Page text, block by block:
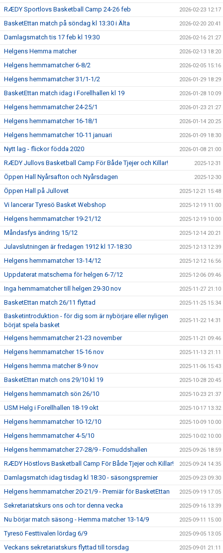
RÆDY Sportlovs Basketball Camp 24-26 feb 2026-02-23 12:17
BasketEttan match på söndag kl 13:30 i Älta 2026-02-20 20:41
Damlagsmatch tis 17 feb kl 19:30 2026-02-16 21:27
Helgens Hemma matcher 2026-02-13 18:20
Helgens hemmamatcher 6-8/2 2026-02-05 15:16
Helgens hemmamatcher 31/1-1/2 2026-01-29 18:29
BasketEttan match idag i Forellhallen kl 19 2026-01-28 10:09
Helgens hemmamatcher 24-25/1 2026-01-23 21:27
Helgens hemmamatcher 16-18/1 2026-01-14 20:25
Helgens hemmamatcher 10-11 januari 2026-01-09 18:30
Nytt lag - flickor födda 2020 2026-01-08 21:00
RÆDY Jullovs Basketball Camp För Både Tjejer och Killar! 2025-12-31
Öppen Hall Nyårsafton och Nyårsdagen 2025-12-30
Öppen Hall på Jullovet 2025-12-21 15:48
Vi lancerar Tyresö Basket Webshop 2025-12-19 11:00
Helgens hemmamatcher 19-21/12 2025-12-19 10:00
Måndasfys ändring 15/12 2025-12-14 20:21
Julavslutningen är fredagen 1912 kl 17-18:30 2025-12-13 12:39
Helgens hemmamatcher 13-14/12 2025-12-12 16:56
Uppdaterat matschema för helgen 6-7/12 2025-12-06 09:46
Inga hemmamatcher till helgen 29-30 nov 2025-11-27 21:10
BasketEttan match 26/11 flyttad 2025-11-25 15:34
Basketintroduktion - för dig som är nybörjare eller nyligen
börjat spela basket
2025-11-22 14:31
Helgens hemmamatcher 21-23 november 2025-11-21 09:46
Helgens hemmamatcher 15-16 nov 2025-11-13 21:11
Helgens hemma matcher 8-9 nov 2025-11-06 15:43
BasketEttan match ons 29/10 kl 19 2025-10-28 20:45
Helgens hemmamatch sön 26/10 2025-10-23 21:37
USM Helg i Forellhallen 18-19 okt 2025-10-17 13:32
Helgens hemmamatcher 10-12/10 2025-10-09 10:00
Helgens hemmamatcher 4-5/10 2025-10-02 10:00
Helgens hemmamatcher 27-28/9 - Fornuddshallen 2025-09-26 18:59
RÆDY Höstlovs Basketball Camp För Både Tjejer och Killar! 2025-09-24 14:35
Damlagsmatch idag tisdag kl 18:30 - säsongspremier 2025-09-23 09:30
Helgens hemmamatcher 20-21/9 - Premiär för BasketEttan 2025-09-19 17:05
Sekretariatskurs ons och tor denna vecka 2025-09-16 13:39
Nu börjar match säsong - Hemma matcher 13-14/9 2025-09-11 15:00
Tyresö Festtivalen lördag 6/9 2025-09-05 13:05
Veckans sekretariatskurs flyttad till torsdag 2025-09-01 21:11